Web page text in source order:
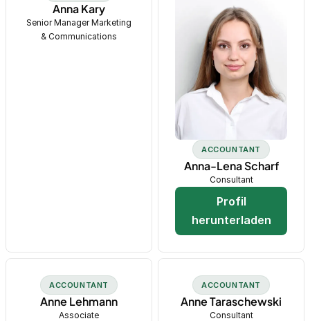
Anna Kary
Senior Manager Marketing
& Communications
ACCOUNTANT
Anna-Lena Scharf
Consultant
Profil
herunterladen
ACCOUNTANT
Anne Lehmann
Associate
ACCOUNTANT
Anne Taraschewski
Consultant